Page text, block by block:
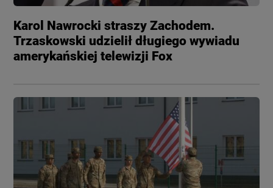
Karol Nawrocki straszy Zachodem.
Trzaskowski udzielił długiego wywiadu
amerykańskiej telewizji Fox